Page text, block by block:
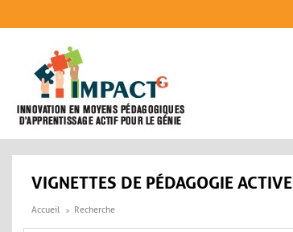
VIGNETTES DE PÉDAGOGIE ACTIVE
Accueil Recherche